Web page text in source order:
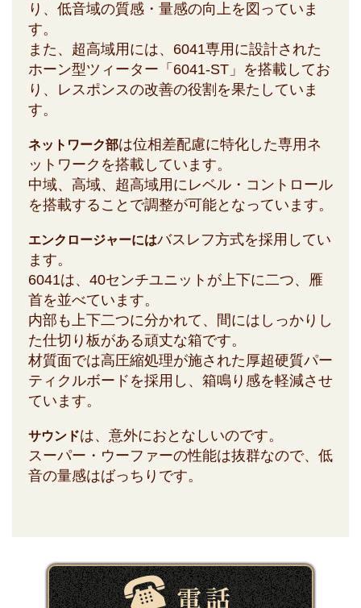
り、低音域の質感・量感の向上を図っていま
す。
また、超高域用には、6041専用に設計された
ホーン型ツィーター「6041-ST」を搭載してお
り、レスポンスの改善の役割を果たしていま
す。
ネットワーク部は位相差配慮に特化した専用ネ
ットワークを搭載しています。
中域、高域、超高域用にレベル・コントロール
を搭載することで調整が可能となっています。
エンクロージャーにはバスレフ方式を採用してい
ます。
6041は、40センチユニットが上下に二つ、雁
首を並べています。
内部も上下二つに分かれて、間にはしっかりし
た仕切り板がある頑丈な箱です。
材質面では高圧縮処理が施された厚超硬質パー
ティクルボードを採用し、箱鳴り感を軽減させ
ています。
サウンドは、意外におとなしいのです。
スーパー・ウーファーの性能は抜群なので、低
音の量感はばっちりです。